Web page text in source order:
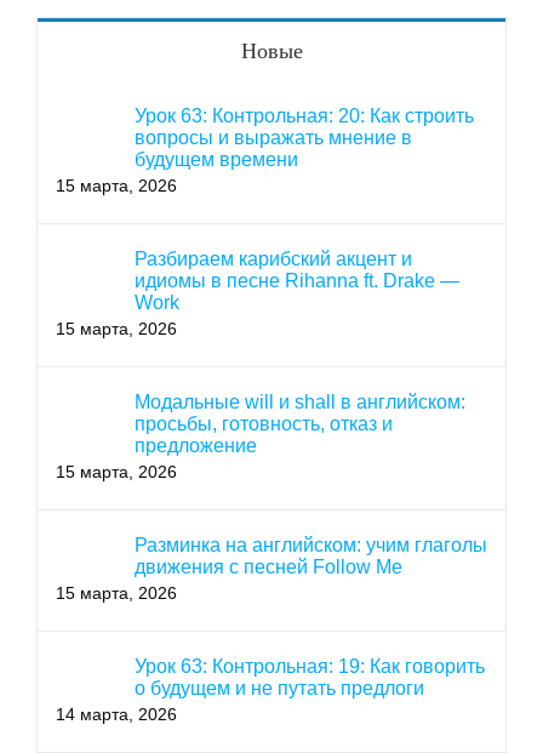
Новые
Урок 63: Контрольная: 20: Как строить
вопросы и выражать мнение в
будущем времени
15 марта, 2026
Разбираем карибский акцент и
идиомы в песне Rihanna ft. Drake —
Work
15 марта, 2026
Модальные will и shall в английском:
просьбы, готовность, отказ и
предложение
15 марта, 2026
Разминка на английском: учим глаголы
движения с песней Follow Me
15 марта, 2026
Урок 63: Контрольная: 19: Как говорить
о будущем и не путать предлоги
14 марта, 2026